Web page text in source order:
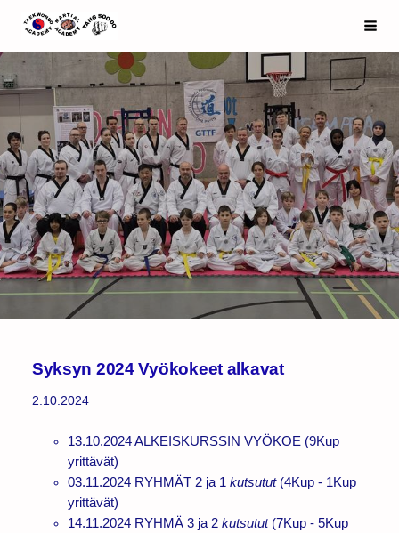
Siirry
sivun
sisältöön
Espoo Taekwondo Academy ry
Syksyn 2024 Vyökokeet alkavat
2.10.2024
13.10.2024 ALKEISKURSSIN VYÖKOE (9Kup
yrittävät)
03.11.2024 RYHMÄT 2 ja 1 kutsutut(4Kup - 1Kup
yrittävät)
14.11.2024 RYHMÄ 3 ja 2 kutsutut(7Kup - 5Kup